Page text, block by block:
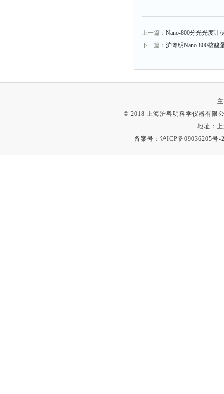
上一篇： Nano-800分光光度计
下一篇： 沪粤明Nano-800核酸
© 2018 上海沪粤明科学仪器有限
地址：
备案号：沪ICP备09036205号-